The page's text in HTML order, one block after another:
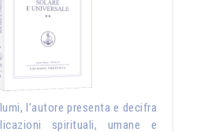
l’autore presenta e decifra
spirituali, umane e